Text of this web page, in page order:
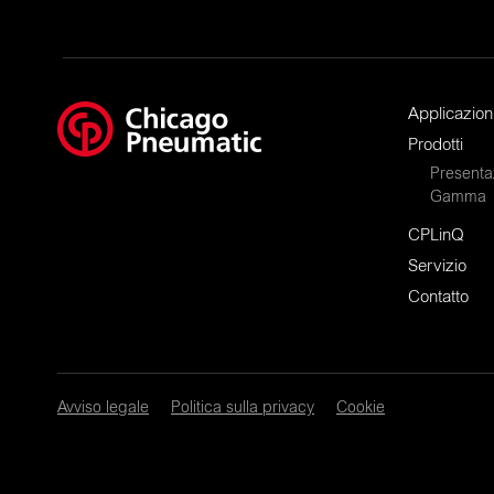
Prodotti
Gamma
CPLinQ
Servizio
Contatto
Avviso legale Politica sulla privacy Cookie